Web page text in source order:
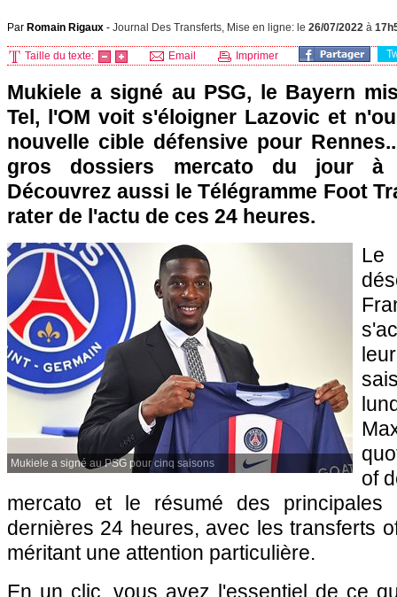
Par Romain Rigaux - Journal Des Transferts, Mise en ligne: le 26/07/2022 à
Taille du texte: Email Imprimer
Mukiele a signé au PSG, le Bayern
Tel, l'OM voit s'éloigner Lazovic et
nouvelle cible défensive pour
gros dossiers mercato du jour à
Découvrez aussi le Télégramme Foot
rater de l'actu de ces 24 heures.
Mukiele a signé au PSG pour cinq saisons
of
mercato et le résumé des principales
dernières 24 heures, avec les transferts
méritant une attention particulière.
En un clic, vous avez l'essentiel de ce